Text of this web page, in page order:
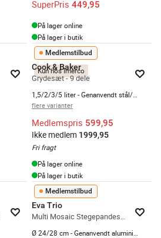
SuperPris 449,95
På lager online
På lager i butik
Kun hos Imerco
Medlemstilbud
Cook & Baker
Grydesæt - 9 dele
flere varianter
Medlemspris 599,95
Ikke medlem 1999,95
Fri fragt
På lager online
På lager i butik
Medlemstilbud
Eva Trio
Multi Mosaic Stegepandesæt - 2 dele